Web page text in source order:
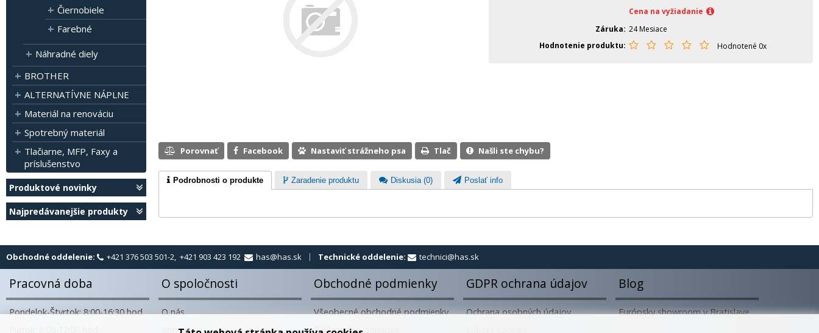
Čiernobiele
Farebné
Náhradné diely
BROTHER
ALTERNATÍVNE NÁPLNE
Materiál na renováciu
Spotrebný materiál
Tlačiarne, MFP, Faxy a
príslušenstvo
Produktové novinky
Najpredávanejšie produkty
Cena na vyžiadanie
Záruka 24 Mesiace
Hodnotenie produktu
Hodnotené 0x
Porovnať Facebook Nastaviť strážneho psa Tlač Našli ste chybu?
Podrobnosti o produkte Zaradenie produktu Diskusia (0) Poslať info
Obchodné oddelenie: +421 376 503 501-2, +421 903 423 192 has@has.sk Technické oddelenie: technici@has.sk
Pracovná doba
Pondelok-Štvrtok: 8:00-16:30 hod.
O spoločnosti
O nás
Kontakty
Obchodné podmienky
Všeobecné obchodné podmienky
Reklamačný poriadok
GDPR ochrana údajov
Ochrana osobných údajov
Blog
Európsky showroom v Bratislave